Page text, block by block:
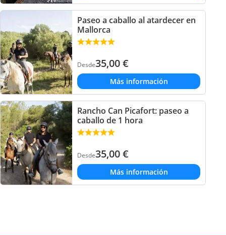
Paseo a caballo al atardecer en
Mallorca
Desde35,00€
Más información
Rancho Can Picafort: paseo a
caballo de 1 hora
Desde35,00€
Más información